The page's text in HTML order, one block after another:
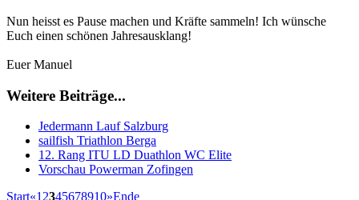
Nun heisst es Pause machen und Kräfte sammeln! Ich wünsche
Euch einen schönen Jahresausklang!
Euer Manuel
Weitere Beiträge...
Jedermann Lauf Salzburg
sailfish Triathlon Berga
12. Rang ITU LD Duathlon WC Elite
Vorschau Powerman Zofingen
Start«1 2345678910»Ende